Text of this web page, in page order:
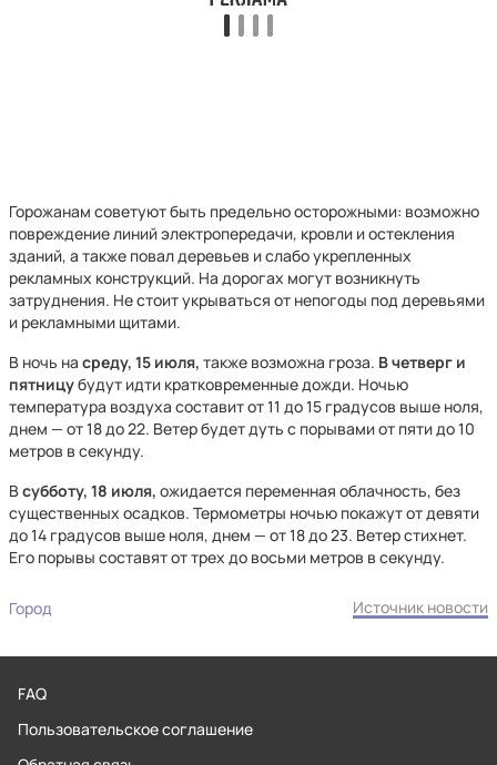
Горожанам советуют быть предельно осторожными: возможно
повреждение линий электропередачи, кровли и остекления
зданий, а также повал деревьев и слабо укрепленных
рекламных конструкций. На дорогах могут возникнуть
затруднения. Не стоит укрываться от непогоды под деревьями
и рекламными щитами.
В ночь на среду, 15 июля, также возможна гроза. В четверг и
пятницубудут идти кратковременные дожди. Ночью
температура воздуха составит от 11 до 15 градусов выше ноля,
днем — от 18 до 22. Ветер будет дуть с порывами от пяти до 10
метров в секунду.
Всубботу, 18 июля, ожидается переменная облачность, без
существенных осадков. Термометры ночью покажут от девяти
до 14 градусов выше ноля, днем — от 18 до 23. Ветер стихнет.
Его порывы составят от трех до восьми метров в секунду.
Город Источник новости
FAQ
Пользовательское соглашение